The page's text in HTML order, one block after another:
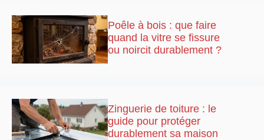
Poêle à bois : que faire
quand la vitre se fissure
ou noircit durablement ?
Zinguerie de toiture : le
guide pour protéger
durablement sa maison